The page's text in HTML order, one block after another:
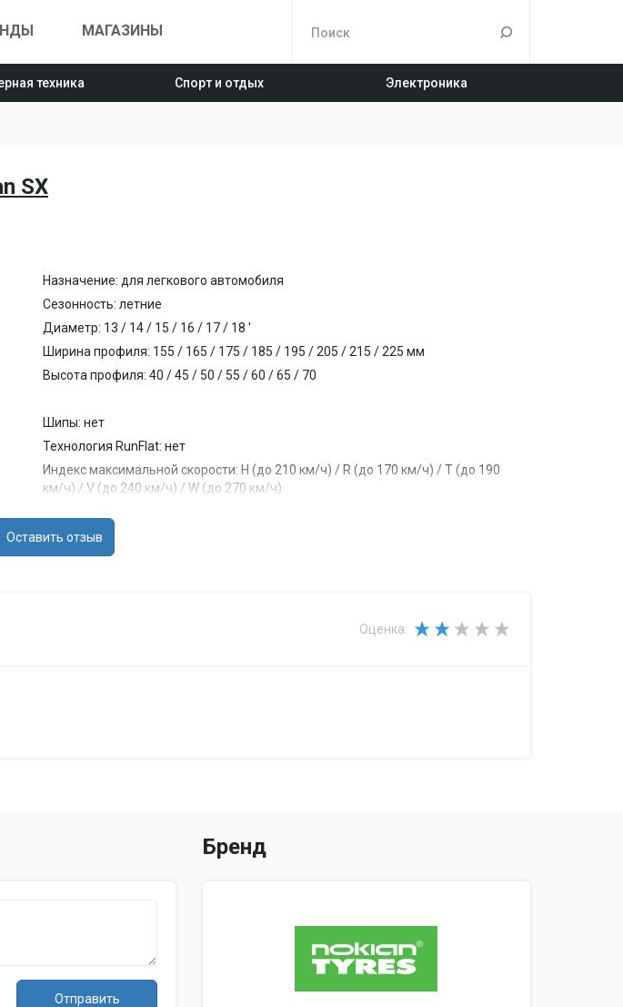
МАГАЗИНЫ
техника Спорт и отдых Электроника
SX
Назначение: для легкового автомобиля
Сезонность: летние
Диаметр: 13 / 14 / 15 / 16 / 17 / 18 '
Ширина профиля: 155 / 165 / 175 / 185 / 195 / 205 / 215 / 225 мм
Высота профиля: 40 / 45 / 50 / 55 / 60 / 65 / 70
Шипы: нет
Технология RunFlat: нет
Индекс максимальной скорости: H (до 210 км/ч) / R (до 170 км/ч) / T (до 190
км/ч) / V (до 240 км/ч) / W (до 270 км/ч)
Максимальная нагрузка (на одну шину): 387...850 кг
Оставить отзыв
Оценка:
Отправить
Бренд